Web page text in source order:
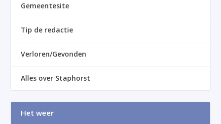
Gemeentesite
Tip de redactie
Verloren/Gevonden
Alles over Staphorst
Het weer